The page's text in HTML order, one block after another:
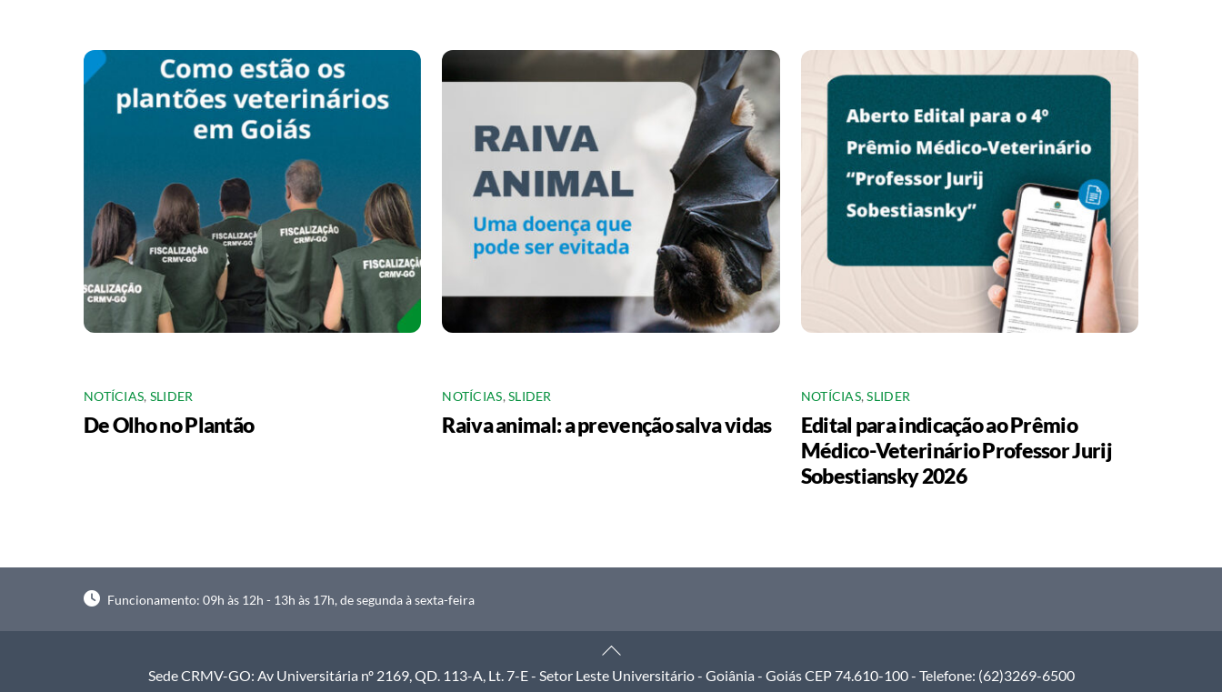
NOTÍCIAS, SLIDER
De Olho no Plantão
NOTÍCIAS,SLIDER
Raiva animal: a prevenção salva vidas
NOTÍCIAS,SLIDER
Edital para indicação ao Prêmio
Médico-Veterinário Professor Jurij
Sobestiansky 2026
Funcionamento: 09h às 12h - 13h às 17h, de segunda à sexta-feira
Back
To
Sede CRMV-GO: Av Universitária nº 2169, QD. 113-A, Lt. 7-E - Setor Leste Universitário - Goiânia - Goiás CEP 74.610-100 - Telefone: (62)3269-6500